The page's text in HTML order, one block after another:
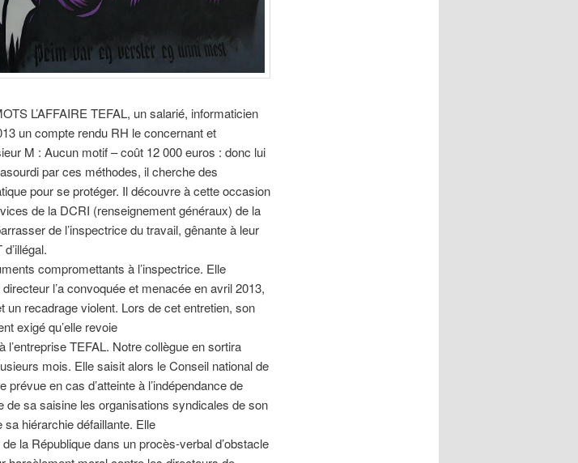
L’AFFAIRE TEFAL, un salarié, informaticien
un compte rendu RH le concernant et
M : Aucun motif – coût 12 000 euros : donc lui
par ces méthodes, il cherche des
pour se protéger. Il découvre à cette occasion
de la DCRI (renseignement généraux) de la
de l’inspectrice du travail, gênante à leur
compromettants à l’inspectrice. Elle
l’a convoquée et menacée en avril 2013,
un recadrage violent. Lors de cet entretien, son
exigé qu’elle revoie
l’entreprise TEFAL. Notre collègue en sortira
mois. Elle saisit alors le Conseil national de
en cas d’atteinte à l’indépendance de
de sa saisine les organisations syndicales de son
sa hiérarchie défaillante. Elle
la République dans un procès-verbal d’obstacle